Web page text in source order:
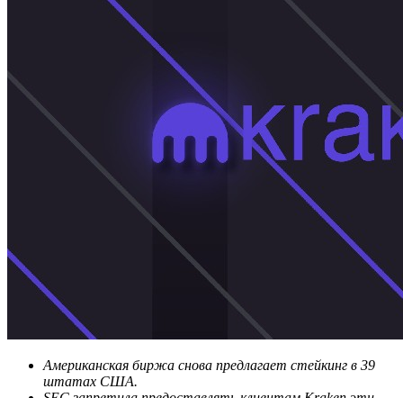
Американская биржа снова предлагает стейкинг в 39
штатах США.